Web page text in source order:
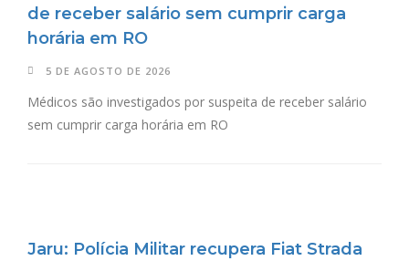
de receber salário sem cumprir carga
horária em RO
5 DE AGOSTO DE 2026
Médicos são investigados por suspeita de receber salário
sem cumprir carga horária em RO
Jaru: Polícia Militar recupera Fiat Strada